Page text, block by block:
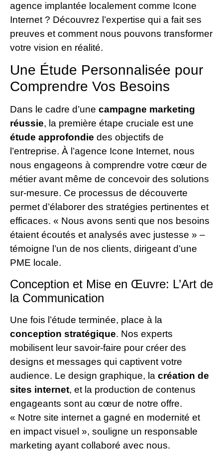
agence implantée localement comme Icone
Internet ? Découvrez l’expertise qui a fait ses
preuves et comment nous pouvons transformer
votre vision en réalité.
Une Étude Personnalisée pour
Comprendre Vos Besoins
Dans le cadre d’une campagne marketing
réussie, la première étape cruciale est une
étude approfondie des objectifs de
l’entreprise. À l’agence Icone Internet, nous
nous engageons à comprendre votre cœur de
métier avant même de concevoir des solutions
sur-mesure. Ce processus de découverte
permet d’élaborer des stratégies pertinentes et
efficaces. « Nous avons senti que nos besoins
étaient écoutés et analysés avec justesse » –
témoigne l’un de nos clients, dirigeant d’une
PME locale.
Conception et Mise en Œuvre: L’Art de
la Communication
Une fois l’étude terminée, place à la
conception stratégique. Nos experts
mobilisent leur savoir-faire pour créer des
designs et messages qui captivent votre
audience. Le design graphique, la création de
sites internet, et la production de contenus
engageants sont au cœur de notre offre.
« Notre site internet a gagné en modernité et
en impact visuel », souligne un responsable
marketing ayant collaboré avec nous.